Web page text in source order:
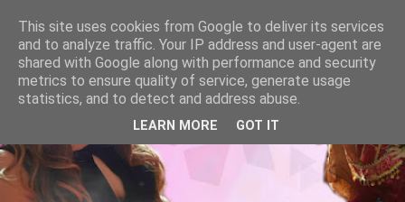
This site uses cookies from Google to deliver its services
and to analyze traffic. Your IP address and user-agent are
shared with Google along with performance and security
metrics to ensure quality of service, generate usage
statistics, and to detect and address abuse.
LEARN MORE GOT IT